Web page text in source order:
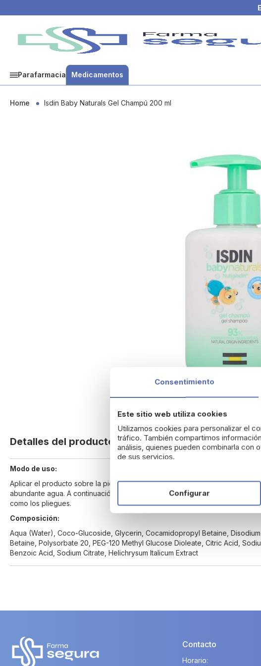
Parafarmacia Medicamentos
Home Isdin Baby Naturals Gel Champú 200 ml
the
of
the
images
gallery
Detalles del producto
Modo de uso:
Aplicar el producto sobre la piel mojada, realizar un suave masaje hasta
abundante agua. A continuación, secar delicadamente todo el cuerpo,
como los pliegues.
Composición:
Aqua (Water), Coco-Glucoside, Glycerin, Cocamidopropyl Betaine,
Betaine, Polysorbate 20, PEG-120 Methyl Glucose Dioleate, Citric Acid,
Benzoic Acid, Sodium Citrate, Helichrysum Italicum Extract
Consentimiento
Este sitio web utiliza cookies
Utilizamos cookies para personalizar el
tráfico. También compartimos
análisis, quienes pueden combinarla con
de sus servicios.
Configurar
Contacto
Horario: